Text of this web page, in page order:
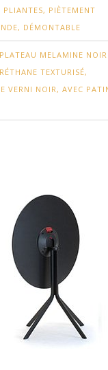
PIÈTEMENT
DÉMONTABLE
PLATEAU MELAMINE NOIR
TEXTURISÉ,
VERNI NOIR, AVEC